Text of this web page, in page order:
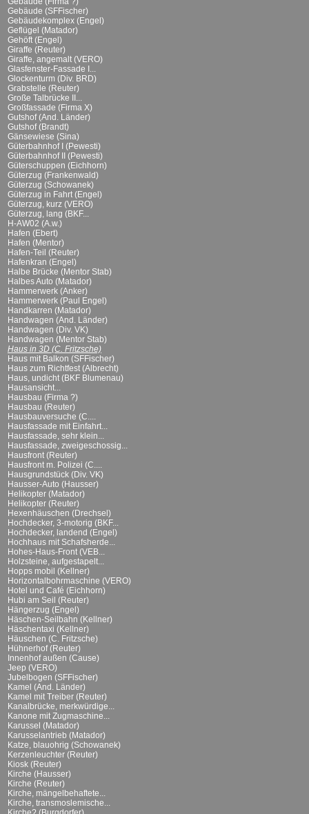
Gebäude (SFFischer)
Gebäudekomplex (Engel)
Geflügel (Matador)
Gehöft (Engel)
Giraffe (Reuter)
Giraffe, angemalt (VERO)
Glasfenster-Fassade I...
Glockenturm (Div. BRD)
Grabstelle (Reuter)
Große Talbrücke II...
Großfassade (Firma X)
Gutshof (And. Länder)
Gutshof (Brandt)
Gänsewiese (Sina)
Güterbahnhof I (Pewesti)
Güterbahnhof II (Pewesti)
Güterschuppen (Eichhorn)
Güterzug (Frankenwald)
Güterzug (Schowanek)
Güterzug in Fahrt (Engel)
Güterzug, kurz (VERO)
Güterzug, lang (BKF...
H-AW02 (A.w.)
Hafen (Ebert)
Hafen (Mentor)
Hafen-Teil (Reuter)
Hafenkran (Engel)
Halbe Brücke (Mentor Stab)
Halbes Auto (Matador)
Hammerwerk (Anker)
Hammerwerk (Paul Engel)
Handkarren (Matador)
Handwagen (And. Länder)
Handwagen (Div. VK)
Handwagen (Mentor Stab)
Haus in 3D (C. Fritzsche)
Haus mit Balkon (SFFischer)
Haus zum Richtfest (Albrecht)
Haus, undicht (BKF Blumenau)
Hausansicht...
Hausbau (Firma ?)
Hausbau (Reuter)
Hausbauversuche (C....
Hausfassade mit Einfahrt...
Hausfassade, sehr klein...
Hausfassade, zweigeschossig...
Hausfront (Reuter)
Hausfront m. Polizei (C....
Hausgrundstück (Div. VK)
Hausser-Auto (Hausser)
Helikopter (Matador)
Helikopter (Reuter)
Hexenhäuschen (Drechsel)
Hochdecker, 3-motorig (BKF...
Hochdecker, landend (Engel)
Hochhaus mit Schafsherde...
Hohes-Haus-Front (VEB...
Holzsteine, aufgestapelt...
Hopps mobil (Kellner)
Horizontalbohrmaschine (VERO)
Hotel und Café (Eichhorn)
Hubi am Seil (Reuter)
Hängerzug (Engel)
Häschen-Seilbahn (Kellner)
Häschentaxi (Kellner)
Häuschen (C. Fritzsche)
Hühnerhof (Reuter)
Innenhof außen (Cause)
Jeep (VERO)
Jubelbogen (SFFischer)
Kamel (And. Länder)
Kamel mit Treiber (Reuter)
Kanalbrücke, merkwürdige...
Kanone mit Zugmaschine...
Karussel (Matador)
Karusselantrieb (Matador)
Katze, blauohrig (Schowanek)
Kerzenleuchter (Reuter)
Kiosk (Reuter)
Kirche (Hausser)
Kirche (Reuter)
Kirche, mängelbehaftete...
Kirche, transmoslemische...